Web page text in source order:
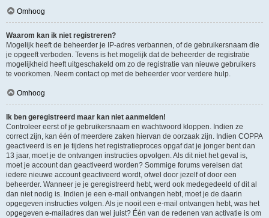
Omhoog
Waarom kan ik niet registreren?
Mogelijk heeft de beheerder je IP-adres verbannen, of de gebruikersnaam die
je opgeeft verboden. Tevens is het mogelijk dat de beheerder de registratie
mogelijkheid heeft uitgeschakeld om zo de registratie van nieuwe gebruikers
te voorkomen. Neem contact op met de beheerder voor verdere hulp.
Omhoog
Ik ben geregistreerd maar kan niet aanmelden!
Controleer eerst of je gebruikersnaam en wachtwoord kloppen. Indien ze
correct zijn, kan één of meerdere zaken hiervan de oorzaak zijn. Indien COPPA
geactiveerd is en je tijdens het registratieproces opgaf dat je jonger bent dan
13 jaar, moet je de ontvangen instructies opvolgen. Als dit niet het geval is,
moet je account dan geactiveerd worden? Sommige forums vereisen dat
iedere nieuwe account geactiveerd wordt, ofwel door jezelf of door een
beheerder. Wanneer je je geregistreerd hebt, werd ook medegedeeld of dit al
dan niet nodig is. Indien je een e-mail ontvangen hebt, moet je de daarin
opgegeven instructies volgen. Als je nooit een e-mail ontvangen hebt, was het
opgegeven e-mailadres dan wel juist? Één van de redenen van activatie is om